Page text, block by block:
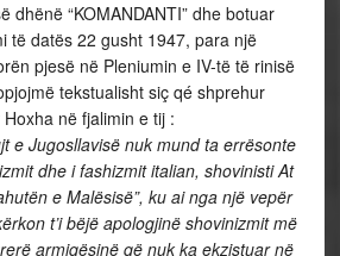
dhënë “KOMANDANTI” dhe botuar
të datës 22 gusht 1947, para një
pjesë në Pleniumin e IV-të të rinisë
tekstualisht siç qé shprehur
në fjalimin e tij :
e Jugosllavisë nuk mund ta errësonte
dhe i fashizmit italian, shovinisti At
e Malësisë”, ku ai nga një vepër
t’i bëjë apologjinë shovinizmit më
armiqësinë që nuk ka ekzistuar në